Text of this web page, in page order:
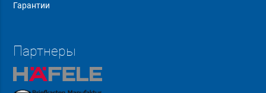
Гарантии
Партнеры